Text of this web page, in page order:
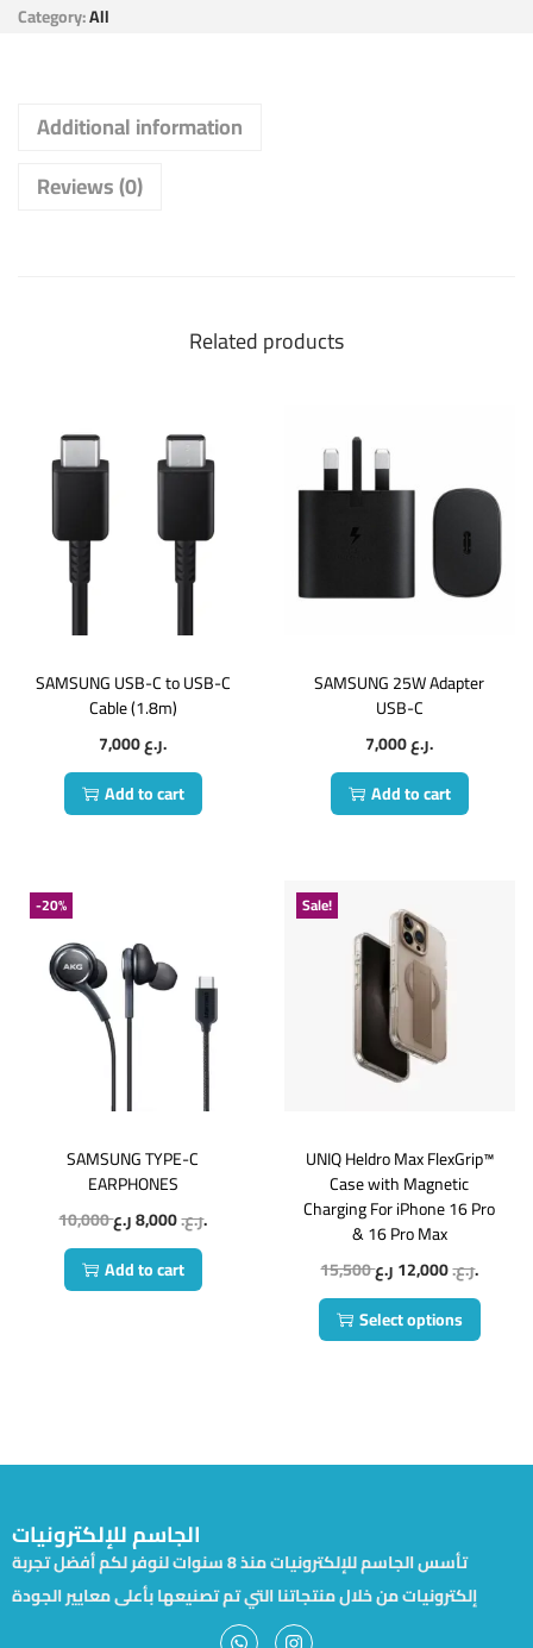
Category:All
Additional information
Reviews (0)
Related products
SAMSUNG USB-C to USB-C
Cable (1.8m)
7,000
ر.ع.
Add to cart
SAMSUNG 25W Adapter
USB-C
7,000
ر.ع.
Add to cart
-20%
SAMSUNG TYPE-C
EARPHONES
10,000
ر.ع.8,000
ر.ع.
Add to cart
Sale!
UNIQ Heldro Max FlexGrip™
Case with Magnetic
Charging For iPhone 16 Pro
& 16 Pro Max
15,500
ر.ع.12,000
ر.ع.
Select options
الجاسم للإلكترونيات
تأسس الجاسم للإلكترونيات منذ 8 سنوات لنوفر لكم أفضل تجربة
إلكترونيات من خلال منتجاتنا التي تم تصنيعها بأعلى معايير الجودة